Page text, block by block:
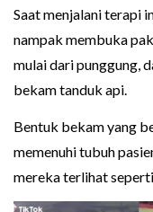
Saat menjalani terapi
nampak membuka
mulai dari punggung,
bekam tanduk api.
Bentuk bekam yang
memenuhi tubuh
mereka terlihat